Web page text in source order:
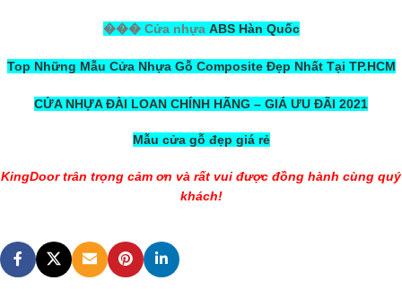
��� Cửa nhựa ABS Hàn Quốc
Top Những Mẫu Cửa Nhựa Gỗ Composite Đẹp Nhất Tại TP.HCM
CỬA NHỰA ĐÀI LOAN CHÍNH HÃNG – GIÁ ƯU ĐÃI 2021
Mẫu cửa gỗ đẹp giá rẻ
KingDoor trân trọng cảm ơn và rất vui được đồng hành cùng quý
khách!